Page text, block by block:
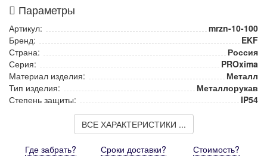
Параметры
Артикул:
mrzn-10-100
Бренд:
EKF
Страна:
Россия
Серия:
PROxima
Материал изделия:
Металл
Тип изделия:
Металлорукав
Степень защиты:
IP54
ВСЕ ХАРАКТЕРИСТИКИ ...
Где забрать? Сроки доставки? Стоимость?